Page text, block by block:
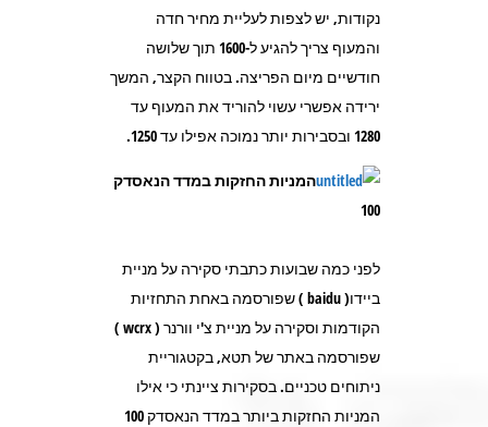
נקודות, יש לצפות לעליית מחיר חדה
והמעוף צריך להגיע ל-1600 תוך שלושה
חודשיים מיום הפריצה. בטווח הקצר, המשך
ירידה אפשרי עשוי להוריד את המעוף עד
1280 ובסבירות יותר נמוכה אפילו עד 1250.
המניות החזקות במדד הנאסדק
100
לפני כמה שבועות כתבתי סקירה על מניית
ביידו( baidu ) שפורסמה באחת התחזיות
הקודמות וסקירה על מניית צ'י וורנר ( wcrx )
שפורסמה באתר של תטא, בקטגוריית
ניתוחים טכניים. בסקירות ציינתי כי אילו
המניות החזקות ביותר במדד הנאסדק 100